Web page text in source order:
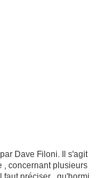
Dave Filoni. Il s'agit
, concernant plusieurs